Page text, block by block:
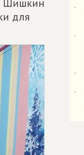
Шишкин
для
˙
˙
˙
˙